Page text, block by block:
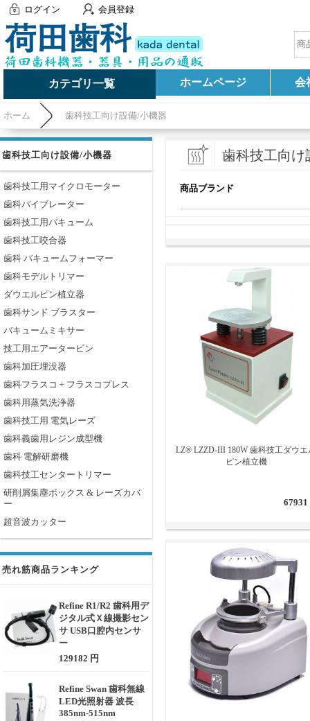
ログイン 会員登録
カテゴリ一覧 ホームページ 会
ホーム 歯科技工向け設備/小機器
歯科技工向け設備/小機器
歯科技工用マイクロモーター
歯科バイブレーター
歯科技工用バキューム
歯科技工咬合器
歯科 バキュームフォーマー
歯科モデルトリマー
ダウエルピン植立器
歯科サンド ブラスター
バキュームミキサー
技工用エアータービン
歯科加圧埋没器
歯科フラスコ + フラスコプレス
歯科用蒸気洗浄器
歯科技工用 電気レーズ
歯科義歯用レジン成型機
歯科 電解研磨機
歯科技工センタートリマー
研削屑集塵ボックス & レーズカバ
ー
超音波カッター
売れ筋商品ランキング
Refine R1/R2 歯科用デ
ジタル式Ｘ線撮影セン
サ USB口腔内センサ
ー
129182 円
Refine Swan 歯科無線
LED光照射器 波長
385nm-515nm
歯科技工向け
商品ブランド
LZ® LZZD-III 180W 歯科技工ダウエ
ピン植立機
67931